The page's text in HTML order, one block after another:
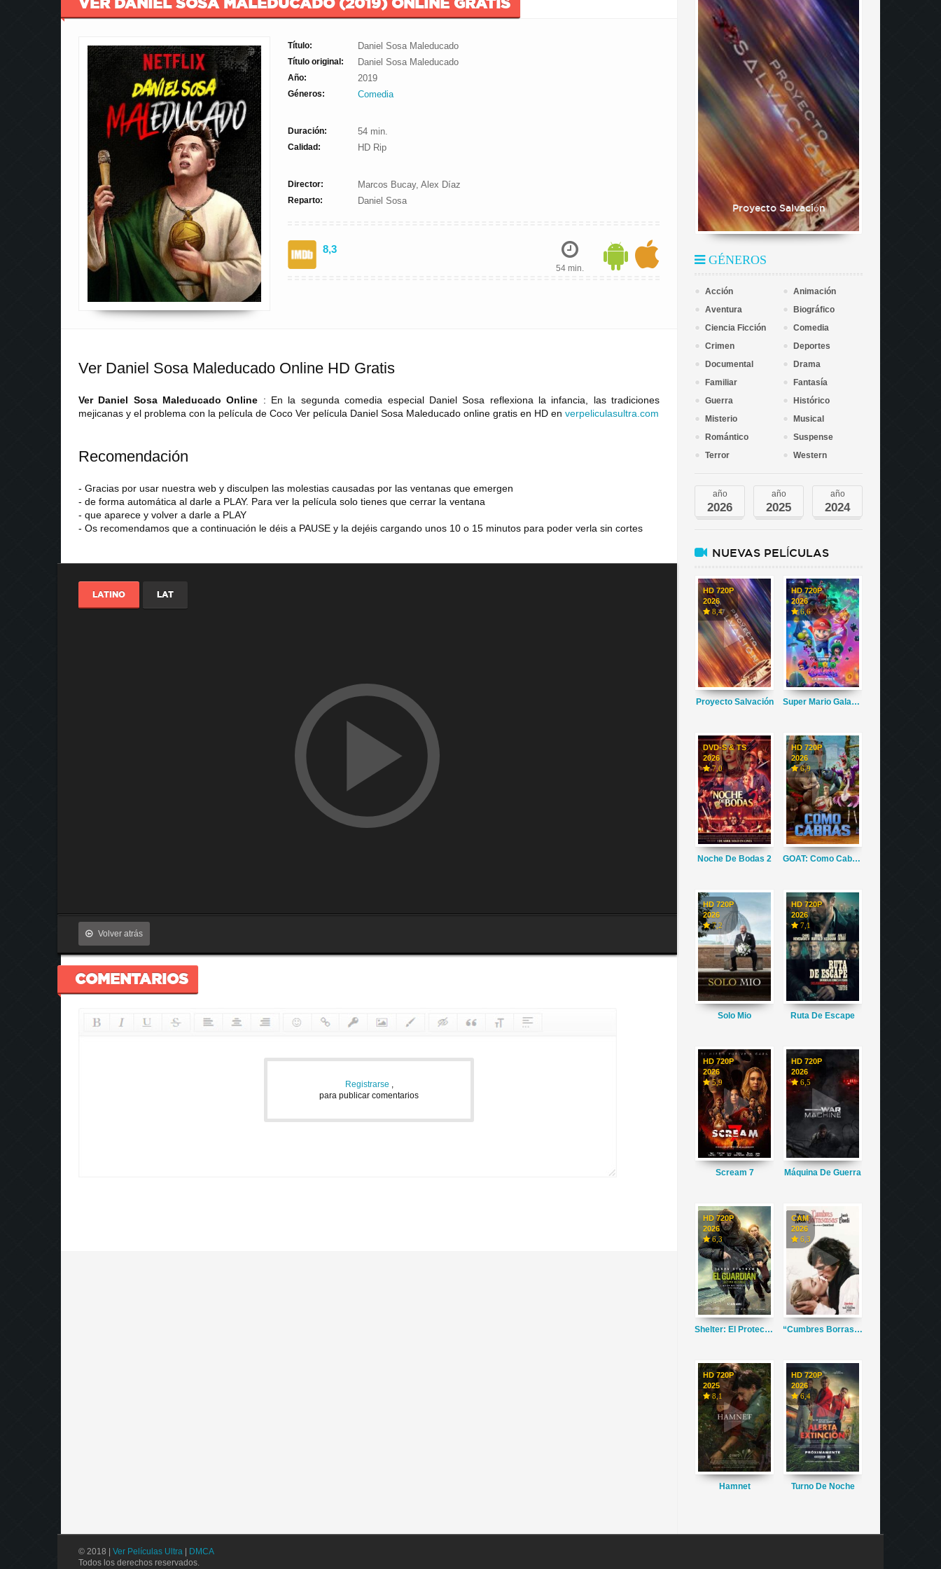
Título: Daniel Sosa Maleducado
Título original: Daniel Sosa Maleducado
Año: 2019
Géneros: Comedia
Duración: 54 min.
Calidad: HD Rip
Director: Marcos Bucay, Alex Díaz
Reparto: Daniel Sosa
8,3
54 min.
Ver Daniel Sosa Maleducado Online HD Gratis
Ver Daniel Sosa Maleducado Online : En la segunda comedia especial Daniel Sosa reflexiona la infancia, las tradiciones
mejicanas y el problema con la película de Coco Ver película Daniel Sosa Maleducado online gratis en HD en verpeliculasultra com
Recomendación
- Gracias por usar nuestra web y disculpen las molestias causadas por las ventanas que emergen
- de forma automática al darle a PLAY. Para ver la película solo tienes que cerrar la ventana
- que aparece y volver a darle a PLAY
- Os recomendamos que a continuación le déis a PAUSE y la dejéis cargando unos 10 o 15 minutos para poder verla sin cortes
LATINO LAT
Volver atrás
COMENTARIOS
Registrarse ,
para publicar comentarios
Proyecto Salvación
GÉNEROS
Acción
Animación
Aventura
Biográfico
Ciencia Ficción
Comedia
Crimen
Deportes
Documental
Drama
Familiar
Fantasía
Guerra
Histórico
Misterio
Musical
Romántico
Suspense
Terror
Western
año
2026
año
2025
año
2024
NUEVAS PELÍCULAS
HD 720P
2026
8,4
Proyecto Salvación
HD 720P
2026
6,6
Super Mario Galaxy La Película
DVD-S & TS
2026
7,0
Noche De Bodas 2
HD 720P
2026
6,9
GOAT: Como Cabras
HD 720P
2026
7,2
Solo Mio
HD 720P
2026
7,1
Ruta De Escape
HD 720P
2026
5,9
Scream 7
HD 720P
2026
6,5
Máquina De Guerra
HD 720P
2026
6,3
Shelter: El Protector
CAM
2026
6,3
“Cumbres Borrascosas”
HD 720P
2025
8,1
Hamnet
HD 720P
2026
6,4
Turno De Noche
© 2018 | Ver Películas Ultra
DMCA
Todos los derechos reservados.